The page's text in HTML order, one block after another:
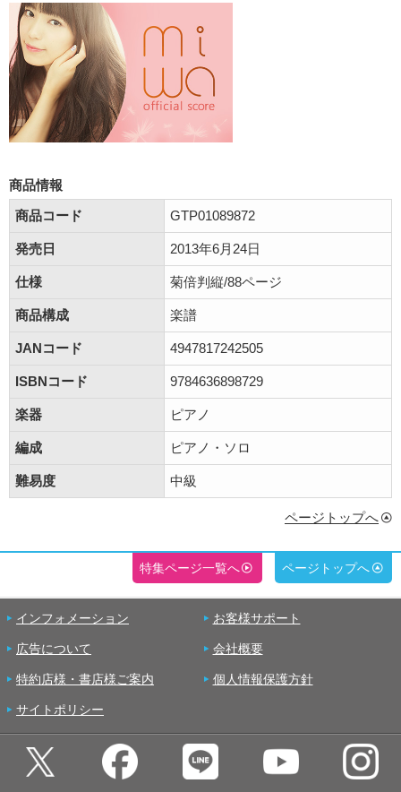
商品情報
商品コード
GTP01089872
発売日 2013年6月24日
仕様 菊倍判縦/88ページ
商品構成 楽譜
JANコード 4947817242505
ISBNコード 9784636898729
楽器 ピアノ
編成 ピアノ・ソロ
難易度 中級
ページトップへ
特集ページ一覧へ ページトップへ
インフォメーション お客様サポート
広告について 会社概要
特約店様・書店様ご案内 個人情報保護方針
サイトポリシー